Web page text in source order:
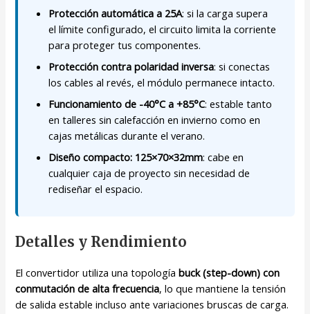
Protección automática a 25A: si la carga supera
el límite configurado, el circuito limita la corriente
para proteger tus componentes.
Protección contra polaridad inversa: si conectas
los cables al revés, el módulo permanece intacto.
Funcionamiento de -40°C a +85°C: estable tanto
en talleres sin calefacción en invierno como en
cajas metálicas durante el verano.
Diseño compacto: 125×70×32mm: cabe en
cualquier caja de proyecto sin necesidad de
rediseñar el espacio.
Detalles y Rendimiento
El convertidor utiliza una topologíabuck (step-down) con
conmutación de alta frecuencia, lo que mantiene la tensión
de salida estable incluso ante variaciones bruscas de carga.